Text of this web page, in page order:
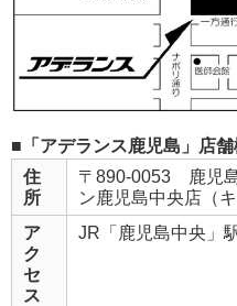
■「アデランス鹿児島」店
住
所
〒890-0053 鹿児
ン鹿児島中央店（
ア
ク
セ
ス
JR「鹿児島中央」